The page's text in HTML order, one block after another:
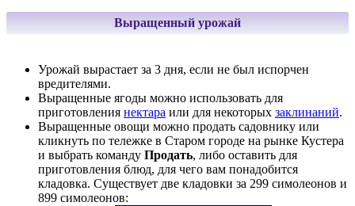
Выращенный урожай
Урожай вырастает за 3 дня, если не был испорчен
вредителями.
Выращенные ягоды можно использовать для
приготовления нектара или для некоторых заклинаний.
Выращенные овощи можно продать садовнику или
кликнуть по тележке в Cтаром городе на рынке Кустера
и выбрать команду Продать, либо оставить для
приготовления блюд, для чего вам понадобится
кладовка. Существует две кладовки за 299 симолеонов и
899 симолеонов: